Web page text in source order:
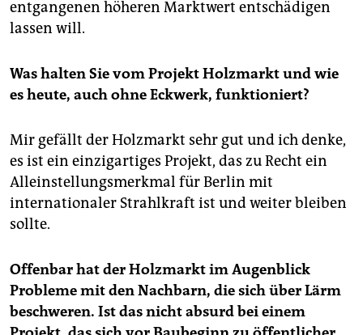
entgangenen höheren Marktwert entschädigen
lassen will.
Was halten Sie vom Projekt Holzmarkt und wie
es heute, auch ohne Eckwerk, funktioniert?
Mir gefällt der Holzmarkt sehr gut und ich denke,
es ist ein einzigartiges Projekt, das zu Recht ein
Alleinstellungsmerkmal für Berlin mit
internationaler Strahlkraft ist und weiter bleiben
sollte.
Offenbar hat der Holzmarkt im Augenblick
Probleme mit den Nachbarn, die sich über Lärm
beschweren. Ist das nicht absurd bei einem